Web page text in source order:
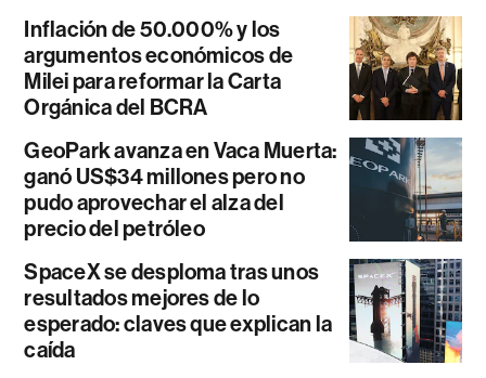
Inflación de 50.000% y los
argumentos económicos de
Milei para reformar la Carta
Orgánica del BCRA
GeoPark avanza en Vaca Muerta:
ganó US$34 millones pero no
pudo aprovechar el alza del
precio del petróleo
SpaceX se desploma tras unos
resultados mejores de lo
esperado: claves que explican la
caída